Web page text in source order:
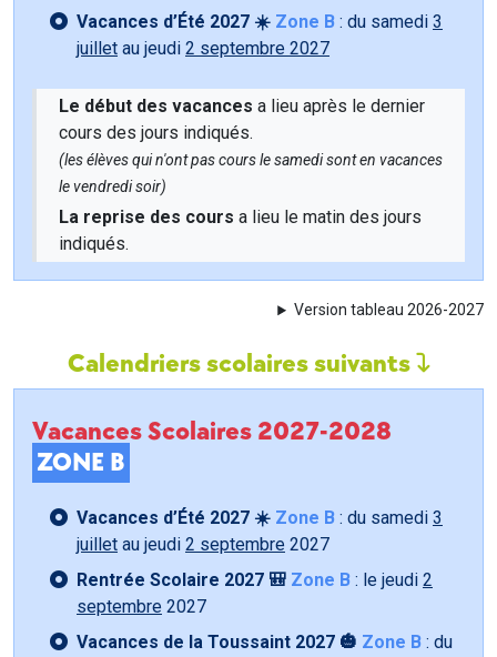
Vacances d’Été 2027 ☀️ Zone B : du samedi 3
juillet au jeudi 2 septembre 2027
Le début des vacances a lieu après le dernier
cours des jours indiqués.
(les élèves qui n'ont pas cours le samedi sont en vacances
le vendredi soir)
La reprise des cours a lieu le matin des jours
indiqués.
Version tableau 2026-2027
Calendriers scolaires suivants
Vacances Scolaires 2027-2028
ZONE B
Vacances d’Été 2027 ☀️ Zone B : du samedi 3
juillet au jeudi 2 septembre 2027
Rentrée Scolaire 2027 🎒 Zone B : le jeudi 2
septembre 2027
Vacances de la Toussaint 2027 🎃 Zone B : du